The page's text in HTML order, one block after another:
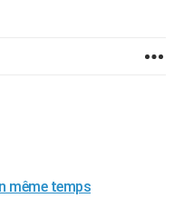
même temps